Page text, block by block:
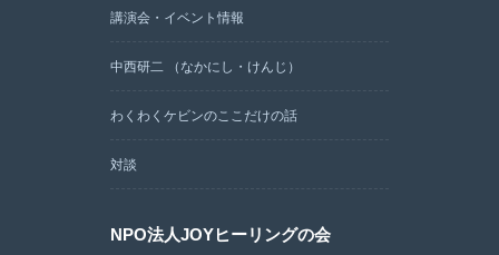
講演会・イベント情報
中西研二 （なかにし・けんじ）
わくわくケビンのここだけの話
対談
NPO法人JOYヒーリングの会